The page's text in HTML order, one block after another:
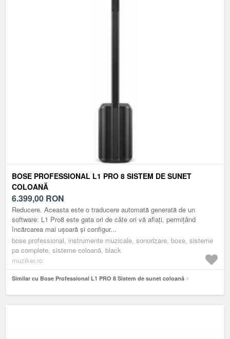
BOSE PROFESSIONAL L1 PRO 8 SISTEM DE SUNET
COLOANĂ
6.399,00 RON
Reducere. Aceasta este o traducere automată generată de un
software: L1 Pro8 este gata ori de câte ori vă aflați, permițând
încărcarea mai ușoară și configur...
bose professional, instrumente muzicale, sonorizare, boxe, sisteme
pa complete, sisteme coloană, black
muziker.ro
Similar cu Bose Professional L1 PRO 8 Sistem de sunet coloană